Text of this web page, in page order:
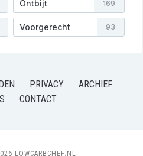
Ontbijt 169
Voorgerecht 93
PRIVACY
ARCHIEF
CONTACT
LOWCARBCHEF.NL